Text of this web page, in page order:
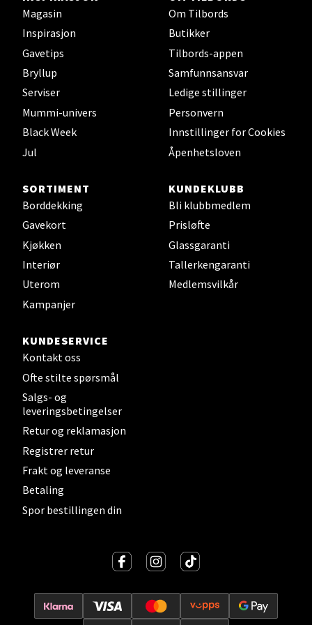
Magasin
Inspirasjon
Gavetips
Bryllup
Serviser
Mummi-univers
Black Week
Jul
Om Tilbords
Butikker
Tilbords-appen
Samfunnsansvar
Ledige stillinger
Personvern
Innstillinger for Cookies
Åpenhetsloven
SORTIMENT
Borddekking
Gavekort
Kjøkken
Interiør
Uterom
Kampanjer
KUNDEKLUBB
Bli klubbmedlem
Prisløfte
Glassgaranti
Tallerkengaranti
Medlemsvilkår
KUNDESERVICE
Kontakt oss
Ofte stilte spørsmål
Salgs- og
leveringsbetingelser
Retur og reklamasjon
Registrer retur
Frakt og leveranse
Betaling
Spor bestillingen din
Oslo - Thon Senter Storo
0 i butikk
Lillehammer - Strandtorget
Strandtorget, 2609 Lillehammer
Åpent i dag 09-20
0 i butikk
Strømmen - Thon Senter Strømmen
Støperivn. 5, 2010 Strømmen
Velg